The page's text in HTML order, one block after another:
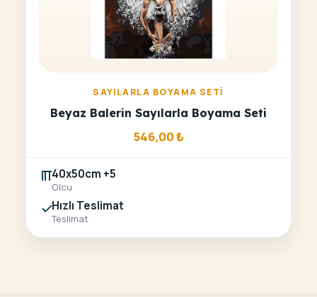
SAYILARLA BOYAMA SETI
Beyaz Balerin Sayılarla Boyama Seti
546,00₺
40x50cm +5
Olcu
Hızlı Teslimat
Teslimat